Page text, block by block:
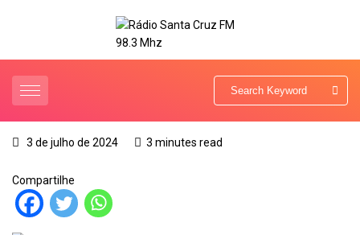
3 de julho de 2024 3 minutes read
Compartilhe